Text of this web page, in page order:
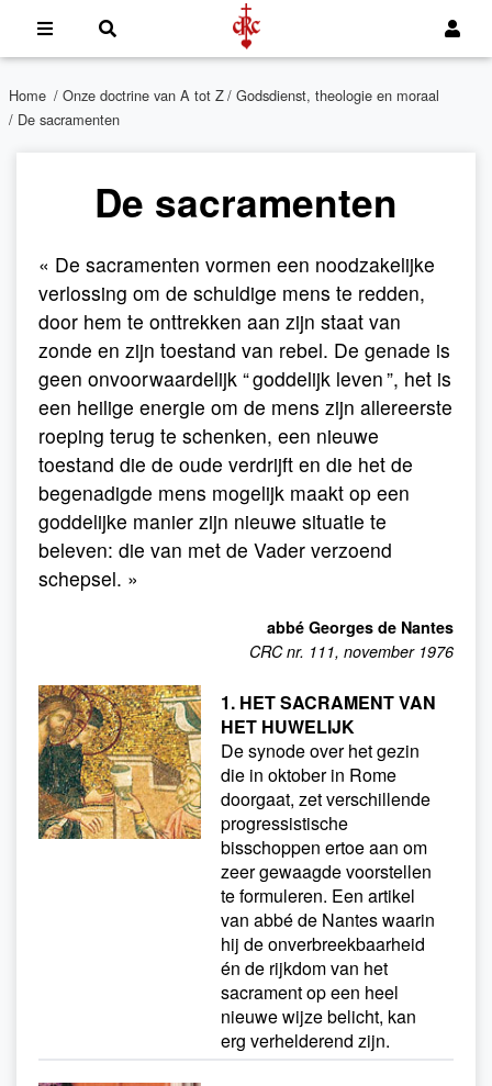
Home / Onze doctrine van A tot Z/ Godsdienst, theologie en moraal
/ De sacramenten
De sacramenten
« De sacramenten vormen een noodzakelijke
verlossing om de schuldige mens te redden,
door hem te onttrekken aan zijn staat van
zonde en zijn toestand van rebel. De genade is
geen onvoorwaardelijk “ goddelijk leven ”, het is
een heilige energie om de mens zijn allereerste
roeping terug te schenken, een nieuwe
toestand die de oude verdrijft en die het de
begenadigde mens mogelijk maakt op een
goddelijke manier zijn nieuwe situatie te
beleven: die van met de Vader verzoend
schepsel. »
abbé Georges de Nantes
CRC nr. 111, november 1976
1. HET SACRAMENT VAN
HET HUWELIJK
De synode over het gezin
die in oktober in Rome
doorgaat, zet verschillende
progressistische
bisschoppen ertoe aan om
zeer gewaagde voorstellen
te formuleren. Een artikel
van abbé de Nantes waarin
hij de onverbreekbaarheid
én de rijkdom van het
sacrament op een heel
nieuwe wijze belicht, kan
erg verhelderend zijn.